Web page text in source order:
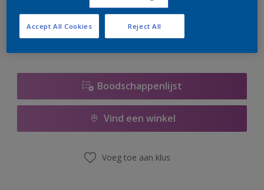
er hard aan om de voorraad aan te vullen.
Boodschappenlijst
Vind een winkel
Voeg toe aan klus
Reject All
Accept All Cookies